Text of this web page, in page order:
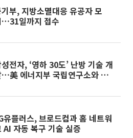
부, 지방소멸대응 유공자 모
…31일까지 접수
전자, ‘영하 30도’ 난방 기술 개
…美 에너지부 국립연구소와 협
유플러스, 브로드컴과 홈 네트워
AI 자동 복구 기술 실증